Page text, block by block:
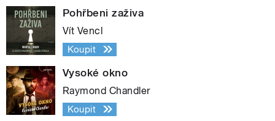
Pohřbeni zaživa
Vít Vencl
Koupit
Vysoké okno
Raymond Chandler
Koupit